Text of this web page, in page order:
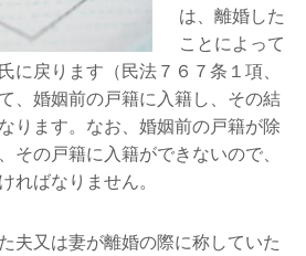
は、離婚した
ことによって
に戻ります（民法７６７条１項、
、婚姻前の戸籍に入籍し、その結
ります。なお、婚姻前の戸籍が除
その戸籍に入籍ができないので、
ればなりません。
夫又は妻が離婚の際に称していた